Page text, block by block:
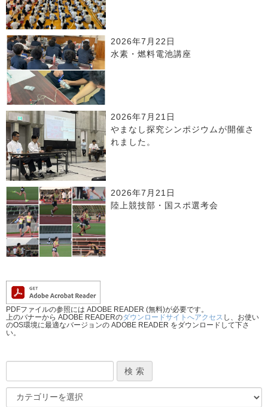
2026年7月22日
水素・燃料電池講座
2026年7月21日
やまなし探究シンポジウムが開催さ
れました。
2026年7月21日
陸上競技部・国スポ選考会
PDFファイルの参照には ADOBE READER (無料)が必要です。
上のバナーから ADOBE READERのダウンロードサイトへアクセス し、お使い
のOS環境に最適なバージョンの ADOBE READER をダウンロードして下さ
い。